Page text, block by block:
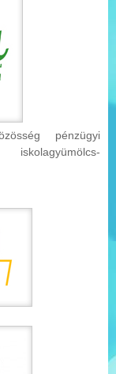
pénzügyi
iskolagyümölcs-